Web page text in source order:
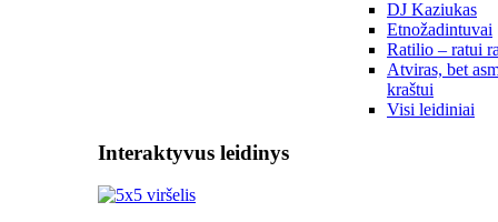
DJ Kaziukas
Etnožadintuvai
Ratilio – ratui
Atviras, bet
kraštui
Visi leidiniai
Interaktyvus leidinys